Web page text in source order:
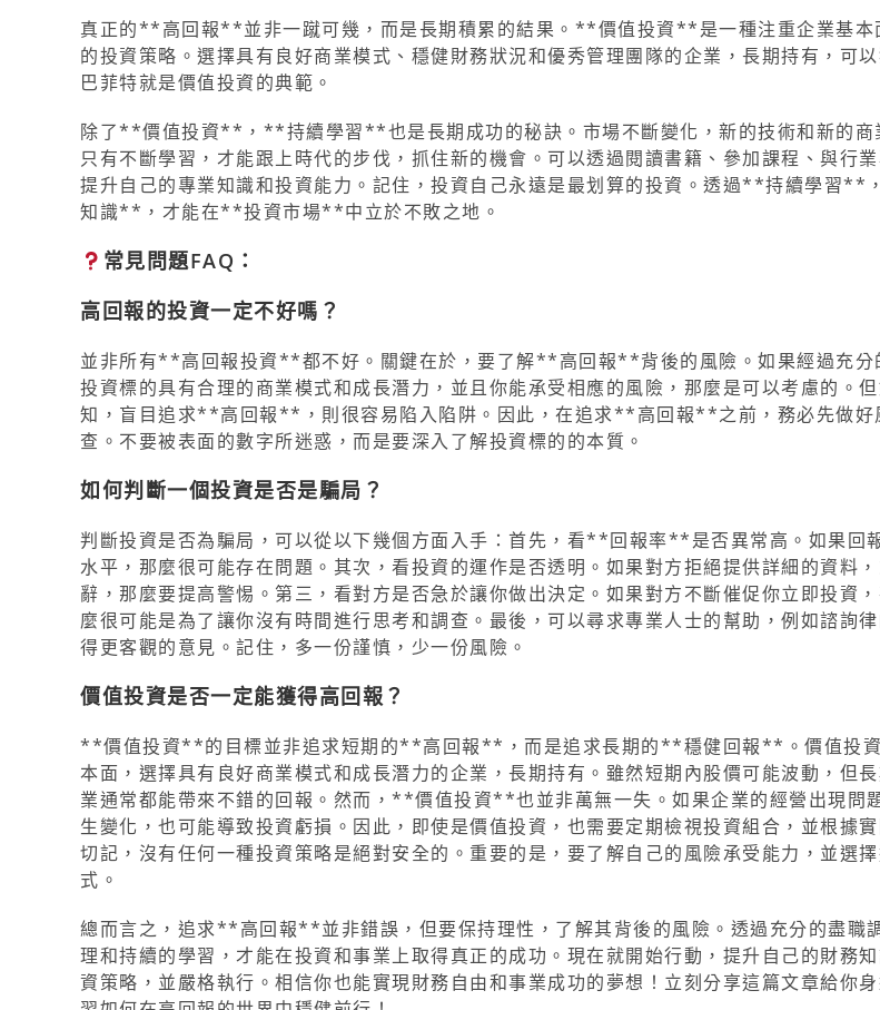
真正的**高回報**並非一蹴可幾，而是長期積累的結果。**價值投資**是一種注重企業基本
的投資策略。選擇具有良好商業模式、穩健財務狀況和優秀管理團隊的企業，長期持有，可
巴菲特就是價值投資的典範。
除了**價值投資**，**持續學習**也是長期成功的秘訣。市場不斷變化，新的技術和新的商
只有不斷學習，才能跟上時代的步伐，抓住新的機會。可以透過閱讀書籍、參加課程、與行業
提升自己的專業知識和投資能力。記住，投資自己永遠是最划算的投資。透過**持續學習**
知識**，才能在**投資市場**中立於不敗之地。
常見問題FAQ：
高回報的投資一定不好嗎？
並非所有**高回報投資**都不好。關鍵在於，要了解**高回報**背後的風險。如果經過充分
投資標的具有合理的商業模式和成長潛力，並且你能承受相應的風險，那麼是可以考慮的。
知，盲目追求**高回報**，則很容易陷入陷阱。因此，在追求**高回報**之前，務必先做好
查。不要被表面的數字所迷惑，而是要深入了解投資標的的本質。
如何判斷一個投資是否是騙局？
判斷投資是否為騙局，可以從以下幾個方面入手：首先，看**回報率**是否異常高。如果回
水平，那麼很可能存在問題。其次，看投資的運作是否透明。如果對方拒絕提供詳細的資料
辭，那麼要提高警惕。第三，看對方是否急於讓你做出決定。如果對方不斷催促你立即投資
麼很可能是為了讓你沒有時間進行思考和調查。最後，可以尋求專業人士的幫助，例如諮詢
得更客觀的意見。記住，多一份謹慎，少一份風險。
價值投資是否一定能獲得高回報？
**價值投資**的目標並非追求短期的**高回報**，而是追求長期的**穩健回報**。價值投
本面，選擇具有良好商業模式和成長潛力的企業，長期持有。雖然短期內股價可能波動，但
業通常都能帶來不錯的回報。然而，**價值投資**也並非萬無一失。如果企業的經營出現問
生變化，也可能導致投資虧損。因此，即使是價值投資，也需要定期檢視投資組合，並根據
切記，沒有任何一種投資策略是絕對安全的。重要的是，要了解自己的風險承受能力，並選
式。
總而言之，追求**高回報**並非錯誤，但要保持理性，了解其背後的風險。透過充分的盡職
理和持續的學習，才能在投資和事業上取得真正的成功。現在就開始行動，提升自己的財務
資策略，並嚴格執行。相信你也能實現財務自由和事業成功的夢想！立刻分享這篇文章給你